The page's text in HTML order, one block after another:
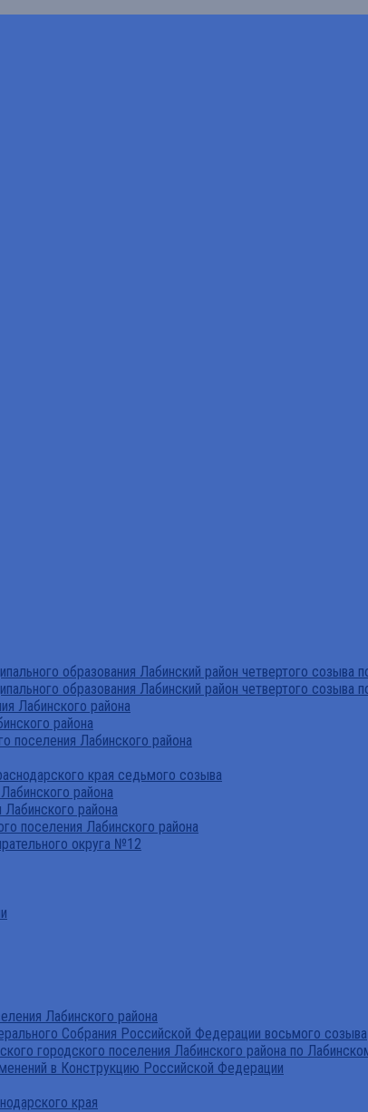
образования Лабинский район четвертого
образования Лабинский район четвертого
Лабинского района
района
поселения Лабинского района
края седьмого созыва
района
района
поселения Лабинского района
округа №12
Лабинского района
Собрания Российской Федерации восьмого созыва
городского поселения Лабинского района по
в Конструкцию Российской Федерации
края